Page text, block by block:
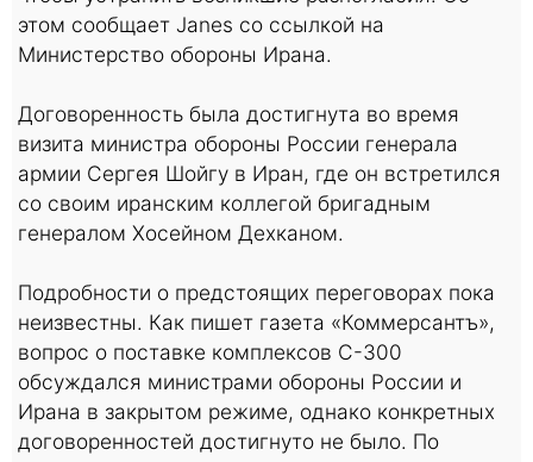
этом сообщает Janes со ссылкой на
Министерство обороны Ирана.
Договоренность была достигнута во время
визита министра обороны России генерала
армии Сергея Шойгу в Иран, где он встретился
со своим иранским коллегой бригадным
генералом Хосейном Дехканом.
Подробности о предстоящих переговорах пока
неизвестны. Как пишет газета «Коммерсантъ»,
вопрос о поставке комплексов С-300
обсуждался министрами обороны России и
Ирана в закрытом режиме, однако конкретных
договоренностей достигнуто не было. По